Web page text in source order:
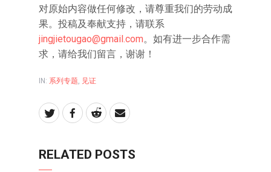
对原始内容做任何修改，请尊重我们的劳动成
果。投稿及奉献支持，请联系
jingjietougao@gmail.com。如有进一步合作需
求，请给我们留言，谢谢！
IN: 系列专题, 见证
RELATED POSTS